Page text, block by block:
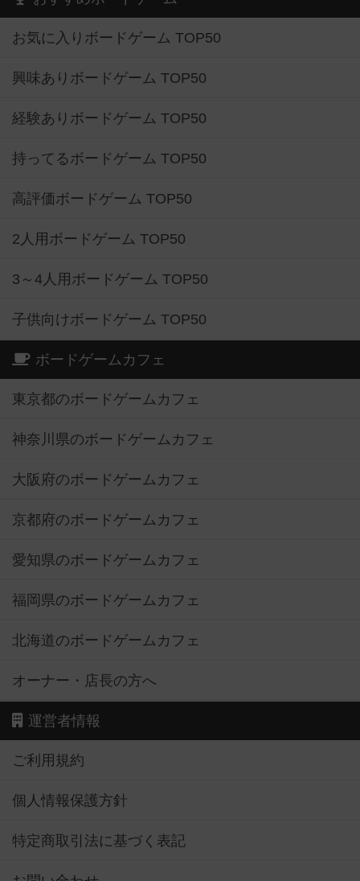
お気に入りボードゲーム TOP50
興味ありボードゲーム TOP50
経験ありボードゲーム TOP50
持ってるボードゲーム TOP50
高評価ボードゲーム TOP50
2人用ボードゲーム TOP50
3～4人用ボードゲーム TOP50
子供向けボードゲーム TOP50
ボードゲームカフェ
東京都のボードゲームカフェ
神奈川県のボードゲームカフェ
大阪府のボードゲームカフェ
京都府のボードゲームカフェ
愛知県のボードゲームカフェ
福岡県のボードゲームカフェ
北海道のボードゲームカフェ
オーナー・店長の方へ
運営者情報
ご利用規約
個人情報保護方針
特定商取引法に基づく表記